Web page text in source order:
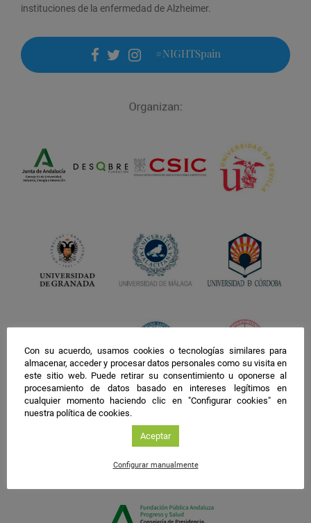
instituciones de la enfermedad de Alzheimer.
facebook
twitter
instagram
#NIGHTSpain
Con su acuerdo, usamos cookies o tecnologías similares para
almacenar, acceder y procesar datos personales como su visita en
este sitio web. Puede retirar su consentimiento u oponerse al
procesamiento de datos basado en intereses legítimos en
cualquier momento haciendo clic en "Configurar cookies" en
nuestra política de cookies.
Aceptar
Configurar manualmente